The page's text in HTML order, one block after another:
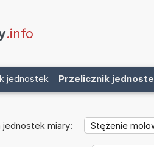
.info
jednostek Przelicznik
jednostek miary: